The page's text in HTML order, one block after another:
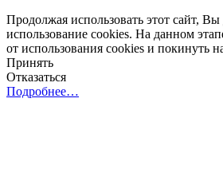
Продолжая использовать этот сайт, Вы
использование cookies. На данном
от использования cookies и покинуть
Принять
Отказаться
Подробнее…